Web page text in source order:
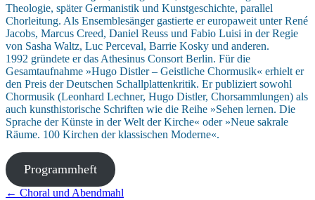
Theologie, später Germanistik und Kunstgeschichte, parallel
Chorleitung. Als Ensemblesänger gastierte er europaweit unter René
Jacobs, Marcus Creed, Daniel Reuss und Fabio Luisi in der Regie
von Sasha Waltz, Luc Perceval, Barrie Kosky und anderen.
1992 gründete er das Athesinus Consort Berlin. Für die
Gesamtaufnahme »Hugo Distler – Geistliche Chormusik« erhielt er
den Preis der Deutschen Schallplattenkritik. Er publiziert sowohl
Chormusik (Leonhard Lechner, Hugo Distler, Chorsammlungen) als
auch kunsthistorische Schriften wie die Reihe »Sehen lernen. Die
Sprache der Künste in der Welt der Kirche« oder »Neue sakrale
Räume. 100 Kirchen der klassischen Moderne«.
Programmheft
Beitragsnavigation
← Choral und Abendmahl